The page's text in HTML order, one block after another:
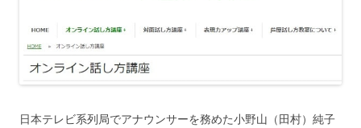
日本テレビ系列局でアナウンサーを務めた小野山（田村）純子